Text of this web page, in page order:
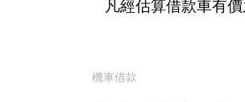
凡經估算借款車有
機車借款